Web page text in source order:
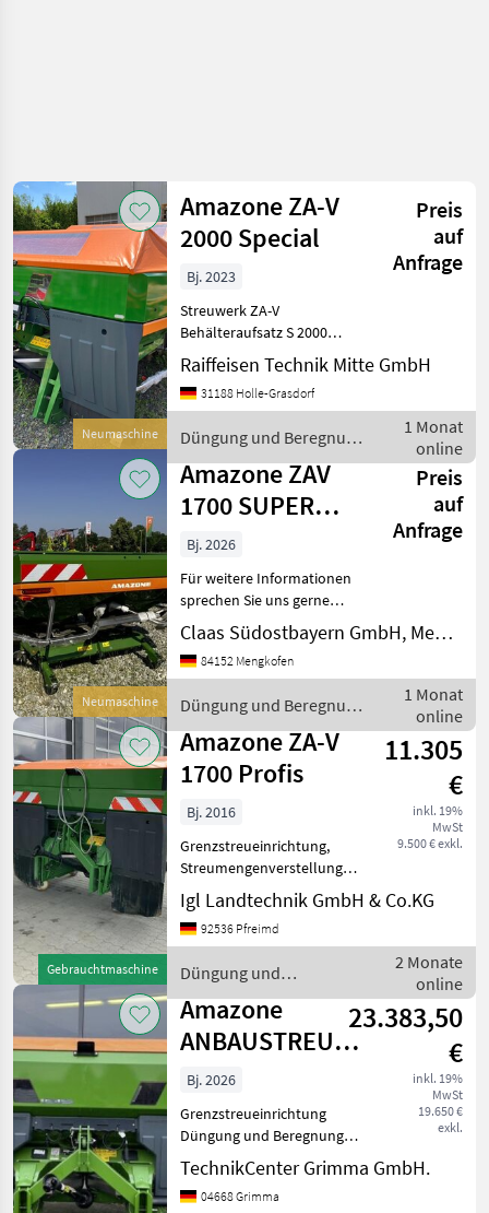
Neumaschine
Amazone ZA-V
2000 Special
Preis
auf
Anfrage
Bj. 2023
Streuwerk ZA-V
Behälteraufsatz S 2000
Gelenkwelle mit
Reibkupplung Einbauteile f.
ZA-Grundgeräte
Beleuchtung nach hinten
Abdeckschwenkplane S mit
Raiffeisen Technik Mitte GmbH
31188 Holle-Grasdorf
Düngung und Beregnung
/ Amazone
1 Monat
online
Neumaschine
Amazone ZAV
1700 SUPER
PROFIS
Preis
auf
Anfrage
Bj. 2026
Für weitere Informationen
sprechen Sie uns gerne
an.Wir sprechen
Deutsch.We speak
English.Der Preis ist für den
gültig. Die Angaben in der
Besc
Claas Südostbayern GmbH, Mengkofen
84152 Mengkofen
Düngung und Beregnung
/ Amazone
1 Monat
online
Gebrauchtmaschine
Amazone ZA-V
1700 Profis
11.305
€
inkl. 19%
MwSt
9.500 € exkl.
Bj. 2016
Grenzstreueinrichtung,
Streumengenverstellung
Bordcomputer / Monitor,
Beleuchtung/Warntafeln,
Mechanisch,
Wiegeeinrichtung, ISOBUS,
elek
Igl Landtechnik GmbH & Co.KG
92536 Pfreimd
Düngung und
Beregnung / Amazone
2 Monate
online
Amazone
ANBAUSTREUER
ZA-V 3200 ULTRA
23.383,50
€
inkl. 19%
MwSt
19.650 €
exkl.
Bj. 2026
Grenzstreueinrichtung
Düngung und Beregnung
Mineraldüngerstreuer/Wiegestreuer
TechnikCenter Grimma GmbH.
04668 Grimma